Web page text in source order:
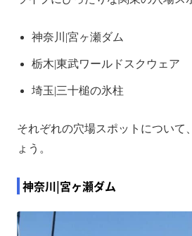
神奈川|宮ヶ瀬ダム
栃木|東武ワールドスクウェア
埼玉|三十槌の氷柱
それぞれの穴場スポットについて
ょう。
神奈川|宮ヶ瀬ダム